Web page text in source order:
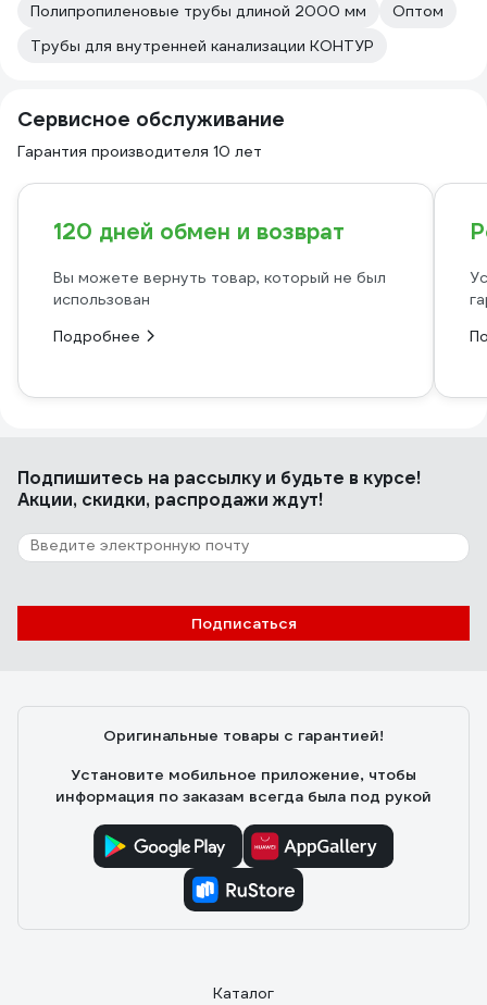
Полипропиленовые трубы длиной 2000 мм
Оптом
Трубы для внутренней канализации КОНТУР
Сервисное обслуживание
Гарантия производителя 10 лет
120 дней обмен и возврат
Вы можете вернуть товар, который не был
использован
Подробнее
Подпишитесь на рассылкуи будьте в курсе!
Акции, скидки, распродажи ждут!
Подписаться
Оригинальные товары с гарантией!
Установите мобильное приложение, чтобы
информация по заказам всегда была под рукой
Каталог